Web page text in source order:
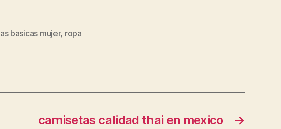
basicas mujer, ropa
→
camisetas calidad thai en mexico